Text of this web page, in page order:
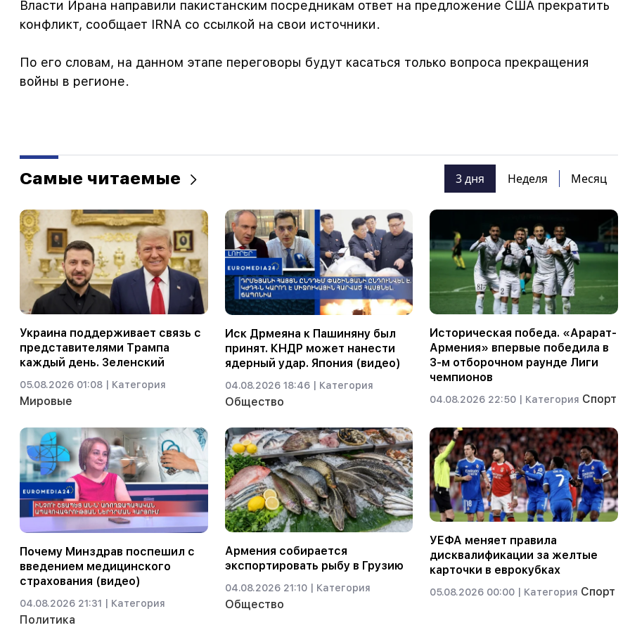
Власти Ирана направили пакистанским посредникам ответ на предложение США прекратить
конфликт, сообщает IRNA со ссылкой на свои источники.
По его словам, на данном этапе переговоры будут касаться только вопроса прекращения
войны в регионе.
Самые читаемые 3 дня Неделя Месяц
Украина поддерживает связь с
представителями Трампа
каждый день. Зеленский
05.08.2026 01:08 | Категория
Мировые
Иск Дрмеяна к Пашиняну был
принят. КНДР может нанести
ядерный удар. Япония (видео)
04.08.2026 18:46 | Категория
Общество
Историческая победа. «Арарат-
Армения» впервые победила в
3-м отборочном раунде Лиги
чемпионов
04.08.2026 22:50 | Категория Спорт
Почему Минздрав поспешил с
введением медицинского
страхования (видео)
04.08.2026 21:31 | Категория
Политика
Армения собирается
экспортировать рыбу в Грузию
04.08.2026 21:10 | Категория
Общество
УЕФА меняет правила
дисквалификации за желтые
карточки в еврокубках
05.08.2026 00:00 | Категория Спорт